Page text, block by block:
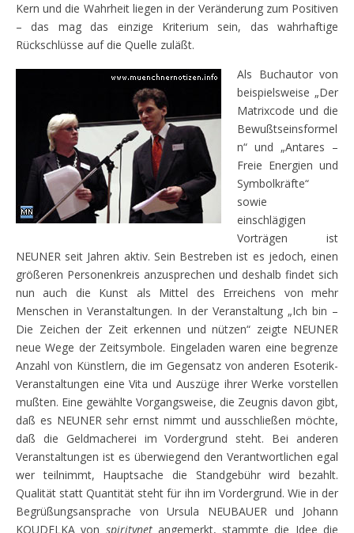
Kern und die Wahrheit liegen in der Veränderung zum Positiven
– das mag das einzige Kriterium sein, das wahrhaftige
Rückschlüsse auf die Quelle zuläßt.
Als Buchautor von
beispielsweise „Der
Matrixcode und die
Bewußtseinsformel
n“ und „Antares –
Freie Energien und
Symbolkräfte“
sowie
einschlägigen
Vorträgen ist
NEUNER seit Jahren aktiv. Sein Bestreben ist es jedoch, einen
größeren Personenkreis anzusprechen und deshalb findet sich
nun auch die Kunst als Mittel des Erreichens von mehr
Menschen in Veranstaltungen. In der Veranstaltung „Ich bin –
Die Zeichen der Zeit erkennen und nützen“ zeigte NEUNER
neue Wege der Zeitsymbole. Eingeladen waren eine begrenze
Anzahl von Künstlern, die im Gegensatz von anderen Esoterik-
Veranstaltungen eine Vita und Auszüge ihrer Werke vorstellen
mußten. Eine gewählte Vorgangsweise, die Zeugnis davon gibt,
daß es NEUNER sehr ernst nimmt und ausschließen möchte,
daß die Geldmacherei im Vordergrund steht. Bei anderen
Veranstaltungen ist es überwiegend den Verantwortlichen egal
wer teilnimmt, Hauptsache die Standgebühr wird bezahlt.
Qualität statt Quantität steht für ihn im Vordergrund. Wie in der
Begrüßungsansprache von Ursula NEUBAUER und Johann
KOUDELKA von spiritynetangemerkt, stammte die Idee die